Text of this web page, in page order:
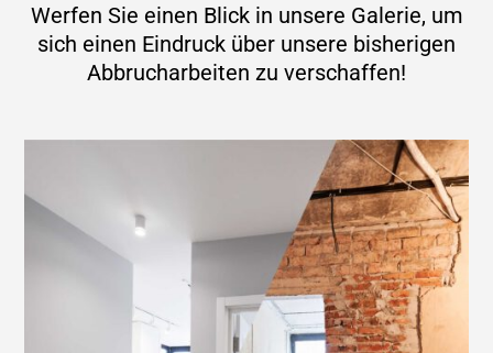
Werfen Sie einen Blick in unsere Galerie, um
sich einen Eindruck über unsere bisherigen
Abbrucharbeiten zu verschaffen!